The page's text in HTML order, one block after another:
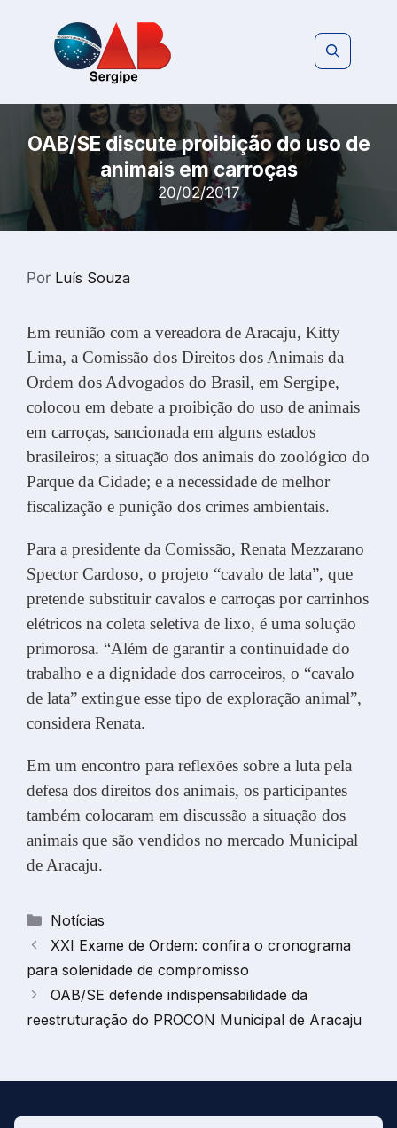
OAB/SE discute proibição do uso de
animais em carroças
20/02/2017
Por Luís Souza
Em reunião com a vereadora de Aracaju, Kitty
Lima, a Comissão dos Direitos dos Animais da
Ordem dos Advogados do Brasil, em Sergipe,
colocou em debate a proibição do uso de animais
em carroças, sancionada em alguns estados
brasileiros; a situação dos animais do zoológico do
Parque da Cidade; e a necessidade de melhor
fiscalização e punição dos crimes ambientais.
Para a presidente da Comissão, Renata Mezzarano
Spector Cardoso, o projeto “cavalo de lata”, que
pretende substituir cavalos e carroças por carrinhos
elétricos na coleta seletiva de lixo, é uma solução
primorosa. “Além de garantir a continuidade do
trabalho e a dignidade dos carroceiros, o “cavalo
de lata” extingue esse tipo de exploração animal”,
considera Renata.
Em um encontro para reflexões sobre a luta pela
defesa dos direitos dos animais, os participantes
também colocaram em discussão a situação dos
animais que são vendidos no mercado Municipal
de Aracaju.
Categorias
Notícias
XXI Exame de Ordem: confira o cronograma
para solenidade de compromisso
OAB/SE defende indispensabilidade da
reestruturação do PROCON Municipal de Aracaju